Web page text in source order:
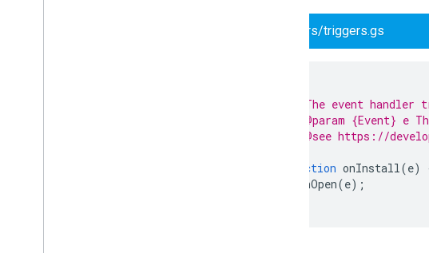
triggers/triggers.gs
* The event handler
* @param {Event} e
* @see https://
function onInstall(e)
onOpen(e);